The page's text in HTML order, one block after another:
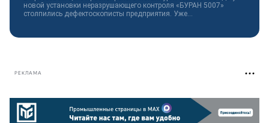
новой установки неразрушающего контроля «БУРАН 5007»
столпились дефектоскописты предприятия. Уже...
РЕКЛАМА